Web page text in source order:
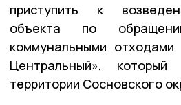
приступить к
объекта по
коммунальными отходами
Центральный», который
территории Сосновского